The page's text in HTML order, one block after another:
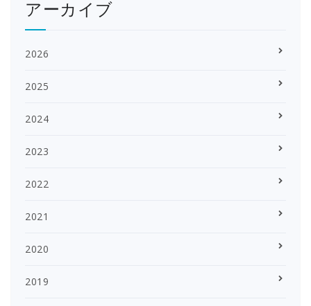
アーカイブ
2026
2025
2024
2023
2022
2021
2020
2019